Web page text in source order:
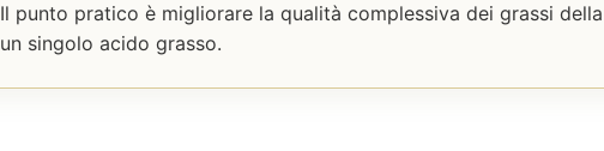
Il punto pratico è migliorare la qualità complessiva dei grassi
un singolo acido grasso.